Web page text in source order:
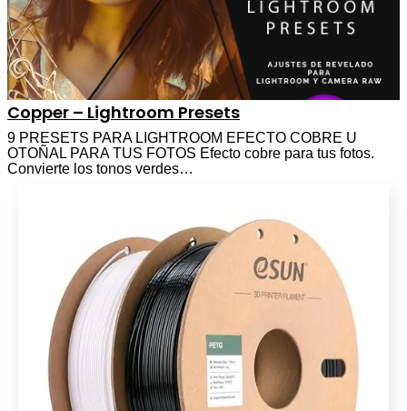
Copper – Lightroom Presets
9 PRESETS PARA LIGHTROOM EFECTO COBRE U
OTOÑAL PARA TUS FOTOS Efecto cobre para tus fotos.
Convierte los tonos verdes…